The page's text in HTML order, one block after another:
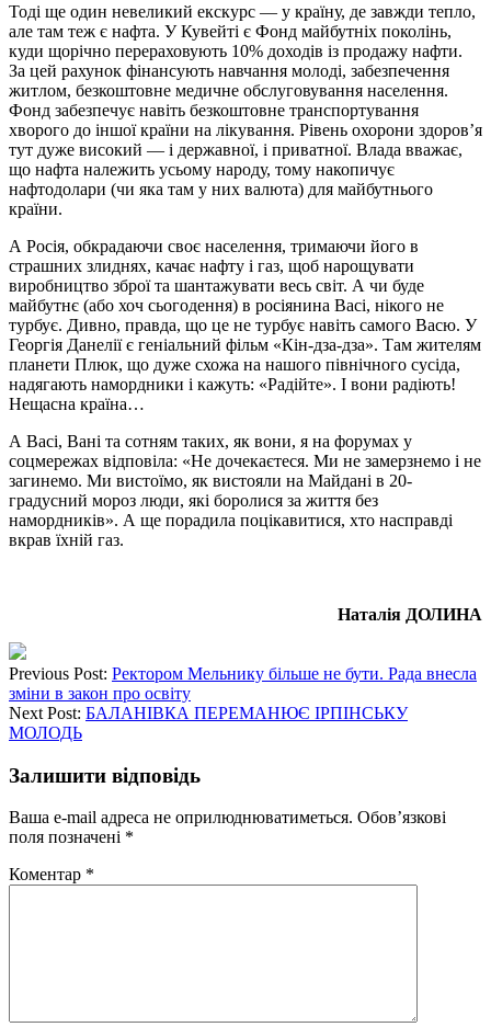
Тоді ще один невеликий екскурс — у країну, де завжди тепло,
але там теж є нафта. У Кувейті є Фонд майбутніх поколінь,
куди щорічно перераховують 10% доходів із продажу нафти.
За цей рахунок фінансують навчання молоді, забезпечення
житлом, безкоштовне медичне обслуговування населення.
Фонд забезпечує навіть безкоштовне транспортування
хворого до іншої країни на лікування. Рівень охорони здоров’я
тут дуже високий — і державної, і приватної. Влада вважає,
що нафта належить усьому народу, тому накопичує
нафтодолари (чи яка там у них валюта) для майбутнього
країни.
А Росія, обкрадаючи своє населення, тримаючи його в
страшних злиднях, качає нафту і газ, щоб нарощувати
виробництво зброї та шантажувати весь світ. А чи буде
майбутнє (або хоч сьогодення) в росіянина Васі, нікого не
турбує. Дивно, правда, що це не турбує навіть самого Васю. У
Георгія Данелії є геніальний фільм «Кін-дза-дза». Там жителям
планети Плюк, що дуже схожа на нашого північного сусіда,
надягають намордники і кажуть: «Радійте». І вони радіють!
Нещасна країна…
А Васі, Вані та сотням таких, як вони, я на форумах у
соцмережах відповіла: «Не дочекаєтеся. Ми не замерзнемо і не
загинемо. Ми вистоїмо, як вистояли на Майдані в 20-
градусний мороз люди, які боролися за життя без
намордників». А ще порадила поцікавитися, хто насправді
вкрав їхній газ.
Наталія ДОЛИНА
Previous Post: Ректором Мельнику більше не бути. Рада внесла
зміни в закон про освіту
Next Post: БАЛАНІВКА ПЕРЕМАНЮЄ ІРПІНСЬКУ
МОЛОДЬ
Залишити відповідь
Ваша e-mail адреса не оприлюднюватиметься. Обов’язкові
поля позначені *
Коментар *